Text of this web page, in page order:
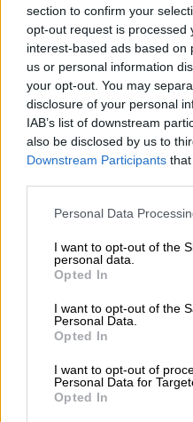
section to confirm your
opt-out request is processed
interest-based ads based on
us or personal information
your opt-out. You may
disclosure of your personal
IAB’s list of downstream
also be disclosed by us to
Downstream Participants
Please note that this
not limited to your visit or
grant or deny consent to
use your data for below
consent section.
Personal Data
I want to opt-out of the
personal data.
Opted In
I want to opt-out of the
Personal Data.
Opted In
I want to opt-out of
Personal Data for
Opted In
Χάκερ (Pixabay)
Προσθέστε
Καμπάνακι...
Ευρωπαϊκή Κεντρική
το stress test,
κάλεσε τα
θωρακιστούν,
τους να
ανακάμπτουν από μια
κυβερνοεπίθεση.
Διαβάστε